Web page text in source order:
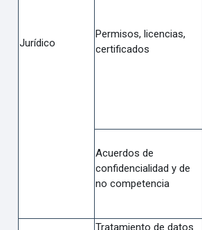
Jurídico
Permisos, licencias,
certificados
Acuerdos de
confidencialidad y de
no competencia
Tratamiento de datos